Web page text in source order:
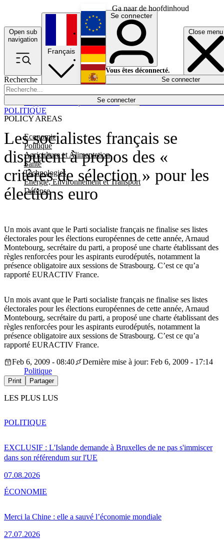
Ga naar de hoofdinhoud
Open sub
navigation
Close menu
Recherche
Se connecter
POLICY AREAS
Economie
Politique
Agriculture et Alimentation
Santé
Technologies
Energie, Environnement et Transport
Défense
Économie
Français
English
Deutsch
Español
Se connecter
Vous êtes déconnecté.
Se connecter
Les socialistes français se
disputent à propos des «
critères de sélection » pour les
élections euro
Un mois avant que le Parti socialiste français ne finalise ses listes
électorales pour les élections européennes de cette année, Arnaud
Montebourg, secrétaire du parti, a proposé une charte établissant des
règles renforcées pour les aspirants eurodéputés, notamment la
présence obligatoire aux sessions de Strasbourg. C’est ce qu’a
rapporté EURACTIV France.
POLITIQUE
Un mois avant que le Parti socialiste français ne finalise ses listes
électorales pour les élections européennes de cette année, Arnaud
Montebourg, secrétaire du parti, a proposé une charte établissant des
règles renforcées pour les aspirants eurodéputés, notamment la
présence obligatoire aux sessions de Strasbourg. C’est ce qu’a
rapporté EURACTIV France.
Feb 6, 2009 - 08:40
Dernière mise à jour: Feb 6, 2009 - 17:14
Politique
Print Partager
LES PLUS LUS
EXCLUSIF : L'Islande demande à Bruxelles de ne pas s'immiscer
dans son référendum sur l'UE
07.08.2026
POLITIQUE
Merci la Chine : elle a sauvé l’économie mondiale
27.07.2026
ÉCONOMIE